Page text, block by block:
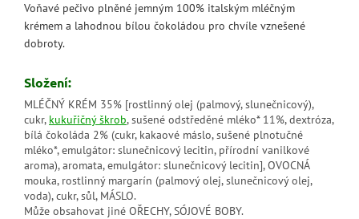
Voňavé pečivo plněné jemným 100% italským mléčným
krémem a lahodnou bílou čokoládou pro chvíle vznešené
dobroty.
Složení:
MLÉČNÝ KRÉM 35% [rostlinný olej (palmový, slunečnicový),
cukr, kukuřičný škrob, sušené odstředěné mléko* 11%, dextróza,
bílá čokoláda 2% (cukr, kakaové máslo, sušené plnotučné
mléko*, emulgátor: slunečnicový lecitin, přírodní vanilkové
aroma), aromata, emulgátor: slunečnicový lecitin], OVOCNÁ
mouka, rostlinný margarín (palmový olej, slunečnicový olej,
voda), cukr, sůl, MÁSLO.
Může obsahovat jiné OŘECHY, SÓJOVÉ BOBY.